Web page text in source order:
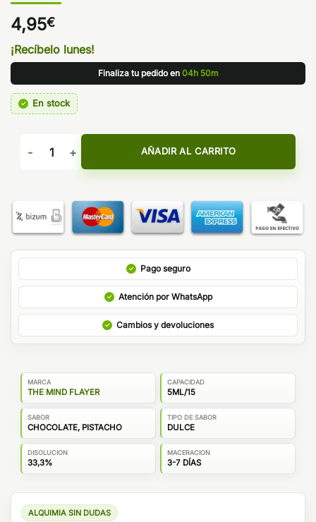
4,95€
¡Recíbelo lunes!
Finaliza tu pedido en 04h 50m
En stock
Aroma Chocolate Dubai 5ml/15 Longfill - Atemporal by The
AÑADIR AL CARRITO
Pago seguro
Atención por WhatsApp
Cambios y devoluciones
MARCA
THE MIND FLAYER
CAPACIDAD
5ML/15
SABOR
CHOCOLATE, PISTACHO
TIPO DE SABOR
DULCE
DISOLUCION
33,3%
MACERACION
3-7 DÍAS
ALQUIMIA SIN DUDAS